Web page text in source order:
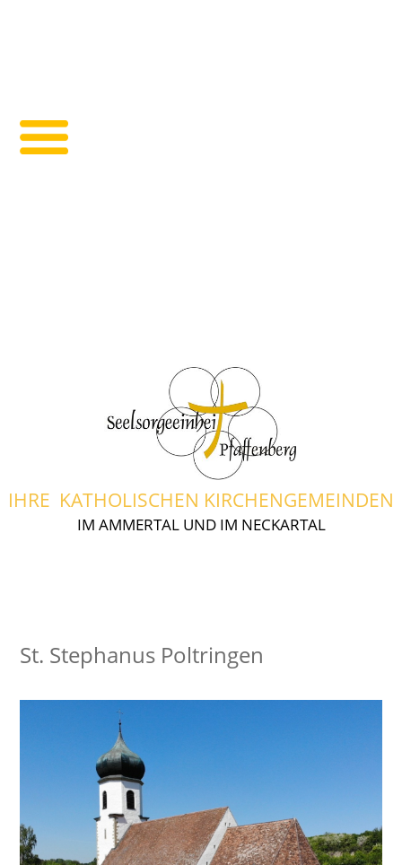
IHRE KATHOLISCHEN KIRCHENGEMEINDEN
IM AMMERTAL UND IM NECKARTAL
St. Stephanus Poltringen